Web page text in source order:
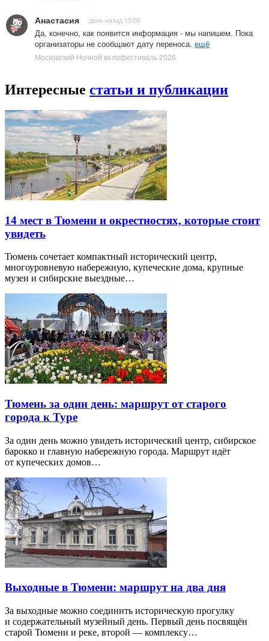
Анастасия день назад 15:00
Да, конечно, как появится информация - мы напишем. Пока
организаторы не сообщают дату переноса. ещё
Московский Ночной велофестиваль 2026
Интересные статьи и публикации
14 мест в Тюмени и окрестностях, которые стоит
увидеть
Тюмень сочетает компактный исторический центр,
многоуровневую набережную, купеческие дома, крупные
музеи и сибирские выездные…
Тюмень за один день: маршрут от старого
города к Туре
За один день можно увидеть исторический центр, сибирское
барокко и главную набережную города. Маршрут идёт
от купеческих домов…
Выходные в Тюмени: маршрут на два дня
За выходные можно соединить историческую прогулку
и содержательный музейный день. Первый день посвящён
старой Тюмени и реке, второй — комплексу…